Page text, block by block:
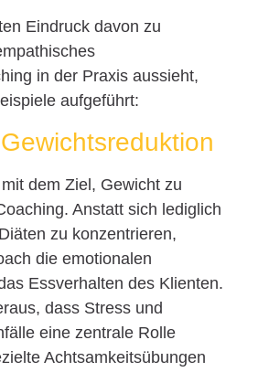
Eindruck davon zu
in der Praxis aussieht,
aufgeführt:
dem Ziel, Gewicht zu
Anstatt sich lediglich
zu konzentrieren,
die emotionalen
Essverhalten des Klienten.
dass Stress und
eine zentrale Rolle
Achtsamkeitsübungen